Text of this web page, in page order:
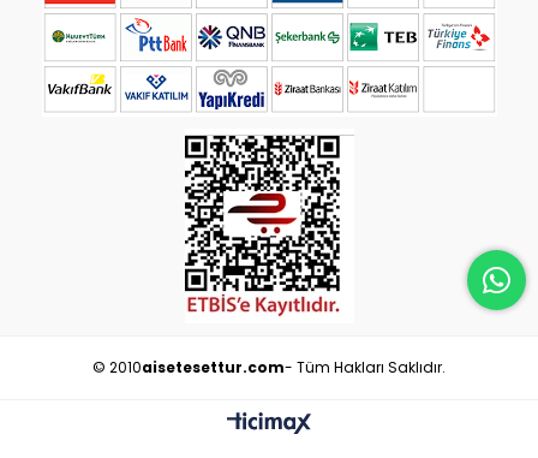
© 2010aisetesettur.com- Tüm Hakları Saklıdır.